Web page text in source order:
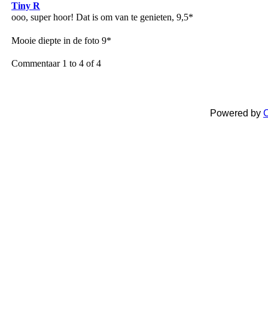
Tiny R
ooo, super hoor! Dat is om van te genieten, 9,5*
Mooie diepte in de foto 9*
Commentaar 1 to 4 of 4
Powered by